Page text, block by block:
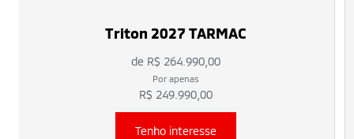
Triton 2027 TARMAC
de R$ 264.990,00
Por apenas
R$ 249.990,00
Tenho interesse